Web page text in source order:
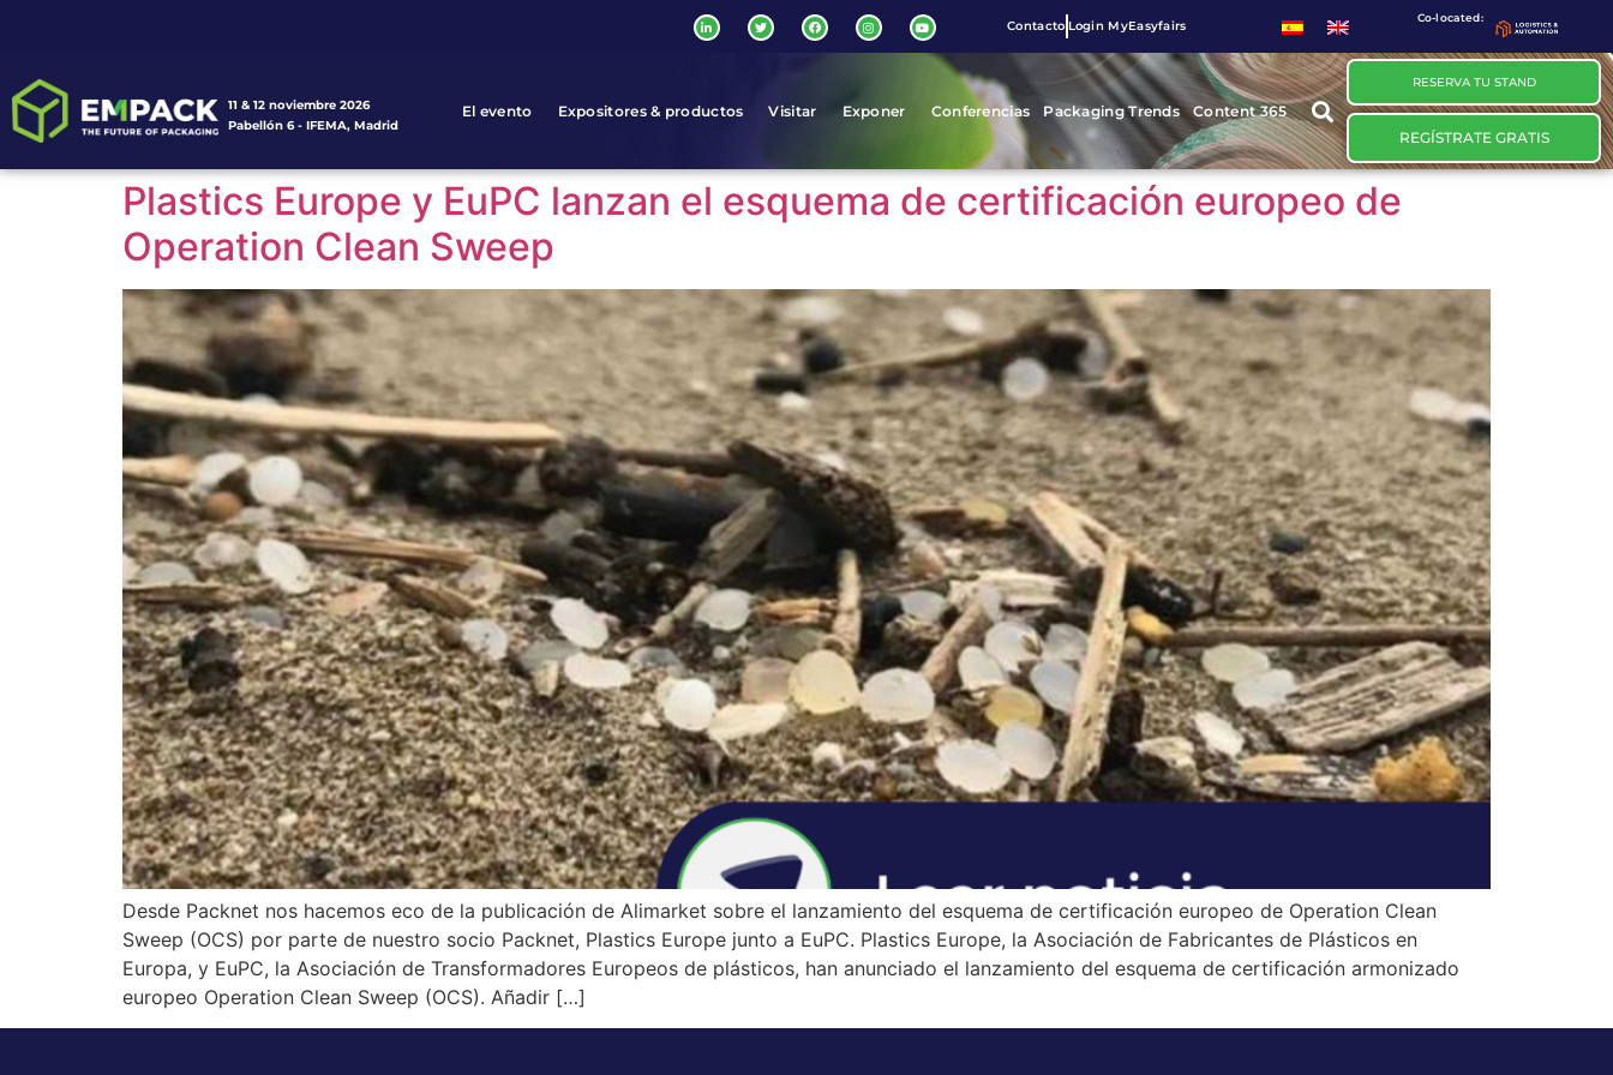
Contacto Login MyEasyfairs
Co-located:
11 & 12 noviembre 2026
Pabellón 6 - IFEMA, Madrid
El evento Expositores & productos Visitar Exponer Conferencias Packaging Trends Content 365
RESERVA TU STAND
REGÍSTRATE GRATIS
Plastics Europe y EuPC lanzan el esquema de certificación europeo de
Operation Clean Sweep
Desde Packnet nos hacemos eco de la publicación de Alimarket sobre el lanzamiento del esquema de certificación europeo de Operation Clean
Sweep (OCS) por parte de nuestro socio Packnet, Plastics Europe junto a EuPC. Plastics Europe, la Asociación de Fabricantes de Plásticos en
Europa, y EuPC, la Asociación de Transformadores Europeos de plásticos, han anunciado el lanzamiento del esquema de certificación armonizado
europeo Operation Clean Sweep (OCS). Añadir […]